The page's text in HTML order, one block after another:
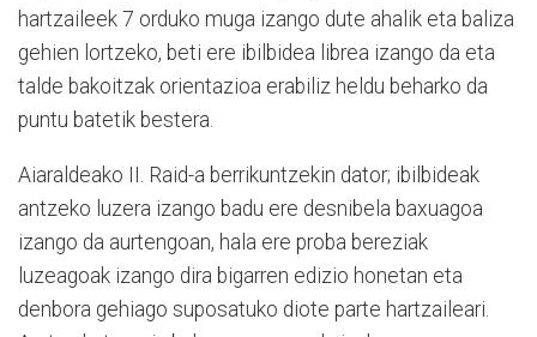
hartzaileek 7 orduko muga izango dute ahalik eta baliza
gehien lortzeko, beti ere ibilbidea librea izango da eta
talde bakoitzak orientazioa erabiliz heldu beharko da
puntu batetik bestera.
Aiaraldeako II. Raid-a berrikuntzekin dator; ibilbideak
antzeko luzera izango badu ere desnibela baxuagoa
izango da aurtengoan, hala ere proba bereziak
luzeagoak izango dira bigarren edizio honetan eta
denbora gehiago suposatuko diote parte hartzaileari.